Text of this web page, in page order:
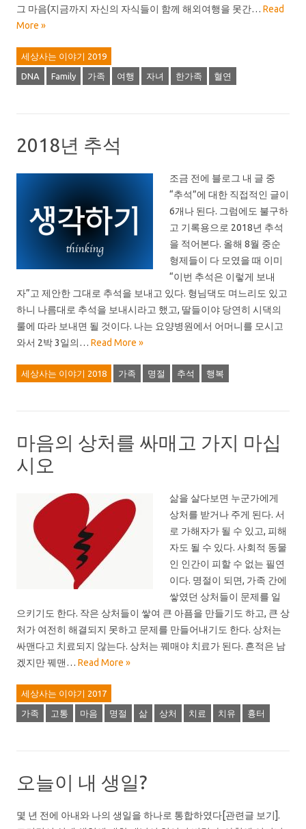
그 마음(지금까지 자신의 자식들이 함께 해외여행을 못간… Read
More »
세상사는 이야기 2019
DNA Family 가족 여행 자녀 한가족 혈연
2018년 추석
조금 전에 블로그 내 글 중
“추석”에 대한 직접적인 글이
6개나 된다. 그럼에도 불구하
고 기록용으로 2018년 추석
을 적어본다. 올해 8월 중순
형제들이 다 모였을 때 이미
“이번 추석은 이렇게 보내
자”고 제안한 그대로 추석을 보내고 있다. 형님댁도 며느리도 있고
하니 나름대로 추석을 보내시라고 했고, 딸들이야 당연히 시댁의
룰에 따라 보내면 될 것이다. 나는 요양병원에서 어머니를 모시고
와서 2박 3일의… Read More »
세상사는 이야기 2018 가족 명절 추석 행복
마음의 상처를 싸매고 가지 마십
시오
삶을 살다보면 누군가에게
상처를 받거나 주게 된다. 서
로 가해자가 될 수 있고, 피해
자도 될 수 있다. 사회적 동물
인 인간이 피할 수 없는 필연
이다. 명절이 되면, 가족 간에
쌓였던 상처들이 문제를 일
으키기도 한다. 작은 상처들이 쌓여 큰 아픔을 만들기도 하고, 큰 상
처가 여전히 해결되지 못하고 문제를 만들어내기도 한다. 상처는
싸맨다고 치료되지 않는다. 상처는 꿰매야 치료가 된다. 흔적은 남
겠지만 꿰맨… Read More »
세상사는 이야기 2017
가족 고통 마음 명절 삶 상처 치료 치유 흉터
오늘이 내 생일?
몇 년 전에 아내와 나의 생일을 하나로 통합하였다[관련글 보기].